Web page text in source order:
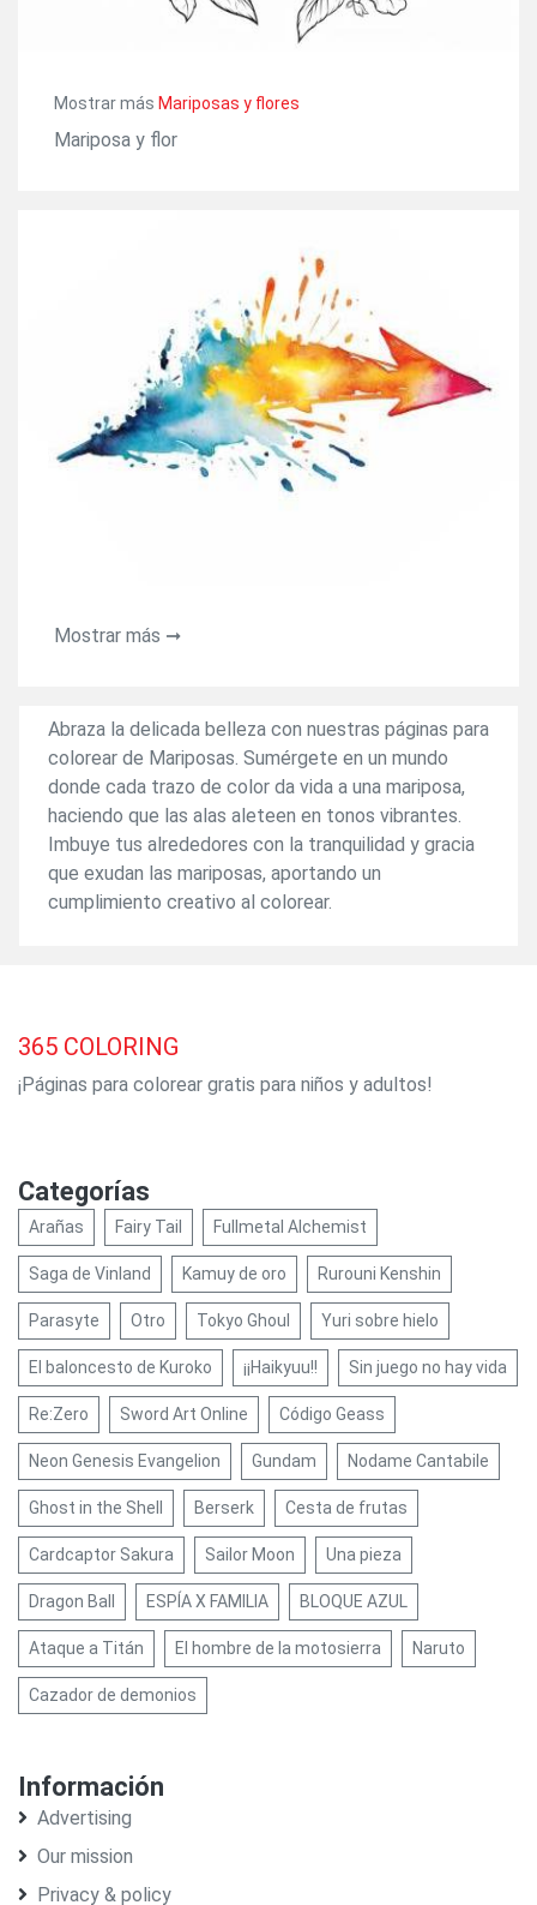
Mostrar más Mariposas y flores
Mariposa y flor
Mostrar más ➞
Abraza la delicada belleza con nuestras páginas para
colorear de Mariposas. Sumérgete en un mundo
donde cada trazo de color da vida a una mariposa,
haciendo que las alas aleteen en tonos vibrantes.
Imbuye tus alrededores con la tranquilidad y gracia
que exudan las mariposas, aportando un
cumplimiento creativo al colorear.
365 COLORING
¡Páginas para colorear gratis para niños y adultos!
Categorías
Arañas Fairy Tail Fullmetal Alchemist
Saga de Vinland Kamuy de oro Rurouni Kenshin
Parasyte Otro Tokyo Ghoul Yuri sobre hielo
El baloncesto de Kuroko ¡¡Haikyuu!! Sin juego no hay vida
Re:Zero Sword Art Online Código Geass
Neon Genesis Evangelion Gundam Nodame Cantabile
Ghost in the Shell Berserk Cesta de frutas
Cardcaptor Sakura Sailor Moon Una pieza
Dragon Ball ESPÍA X FAMILIA BLOQUE AZUL
Ataque a Titán El hombre de la motosierra Naruto
Cazador de demonios
Información
Advertising
Our mission
Privacy & policy